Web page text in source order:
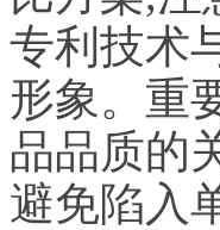
专利技术
形象。重
品品质的
避免陷入